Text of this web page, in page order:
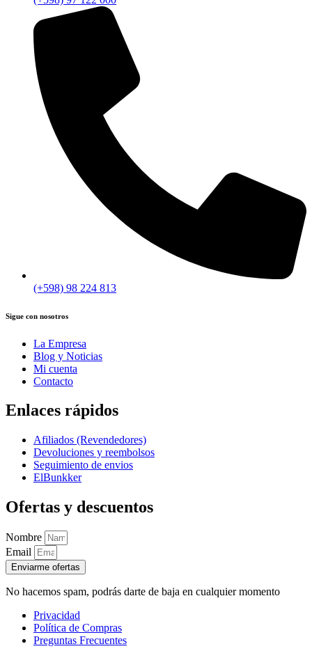
(+598) 98 224 813
Sigue con nosotros
La Empresa
Blog y Noticias
Mi cuenta
Contacto
Enlaces rápidos
Afiliados (Revendedores)
Devoluciones y reembolsos
Seguimiento de envios
ElBunkker
Ofertas y descuentos
Nombre
Email
Enviarme ofertas
No hacemos spam, podrás darte de baja en cualquier momento
Privacidad
Política de Compras
Preguntas Frecuentes